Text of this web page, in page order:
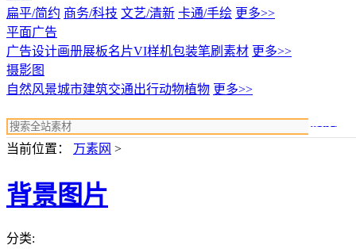
扁平/简约 商务/科技 文艺/清新 卡通/手绘 更多>>
平面广告
广告设计画册展板名片VI样机包装笔刷素材 更多>>
摄影图
自然风景城市建筑交通出行动物植物 更多>>
当前位置： 万素网 >
背景图片
分类: